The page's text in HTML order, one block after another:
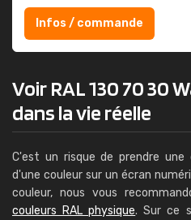
Infos / commande
Voir RAL 130 70 30
dans la vie réelle
C'est un risque de prendre une
d'une couleur sur un écran
couleur, nous vous
couleurs RAL physique. Sur ce